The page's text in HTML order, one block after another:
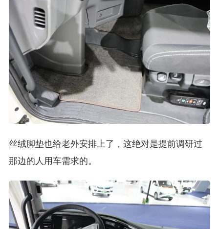
丝绒脚垫也给老外安排上了，这绝对是提前调研过
那边的人用车需求的。